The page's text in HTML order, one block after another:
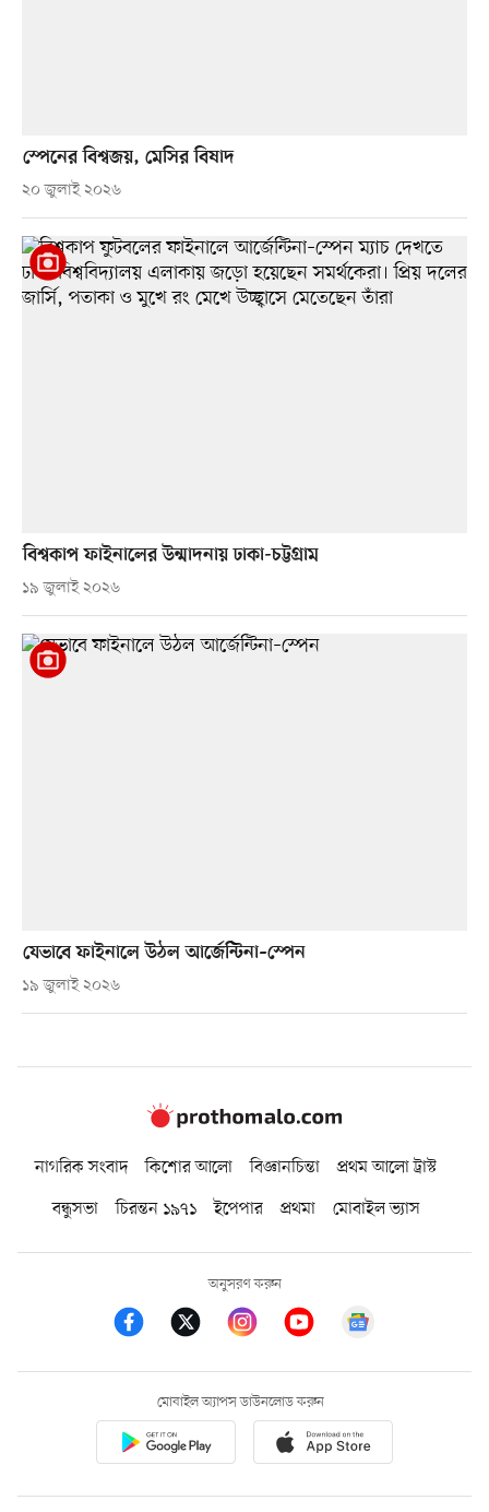
স্পেনের বিশ্বজয়, মেসির বিষাদ
২০ জুলাই ২০২৬
বিশ্বকাপ ফাইনালের উন্মাদনায় ঢাকা-চট্টগ্রাম
১৯ জুলাই ২০২৬
যেভাবে ফাইনালে উঠল আর্জেন্টিনা–স্পেন
১৯ জুলাই ২০২৬
নাগরিক সংবাদ কিশোর আলো বিজ্ঞানচিন্তা
প্রথম আলো ট্রাস্ট
বন্ধুসভা
চিরন্তন ১৯৭১ ইপেপার প্রথমা মোবাইল ভ্যাস
অনুসরণ করুন
মোবাইল অ্যাপস ডাউনলোড করুন